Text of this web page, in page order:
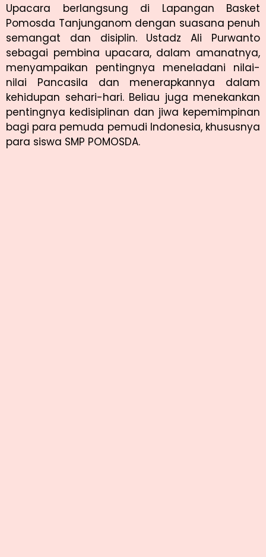
Upacara berlangsung di Lapangan Basket
Pomosda Tanjunganom dengan suasana penuh
semangat dan disiplin. Ustadz Ali Purwanto
sebagai pembina upacara, dalam amanatnya,
menyampaikan pentingnya meneladani nilai-
nilai Pancasila dan menerapkannya dalam
kehidupan sehari-hari. Beliau juga menekankan
pentingnya kedisiplinan dan jiwa kepemimpinan
bagi para pemuda pemudi Indonesia, khususnya
para siswa SMP POMOSDA.